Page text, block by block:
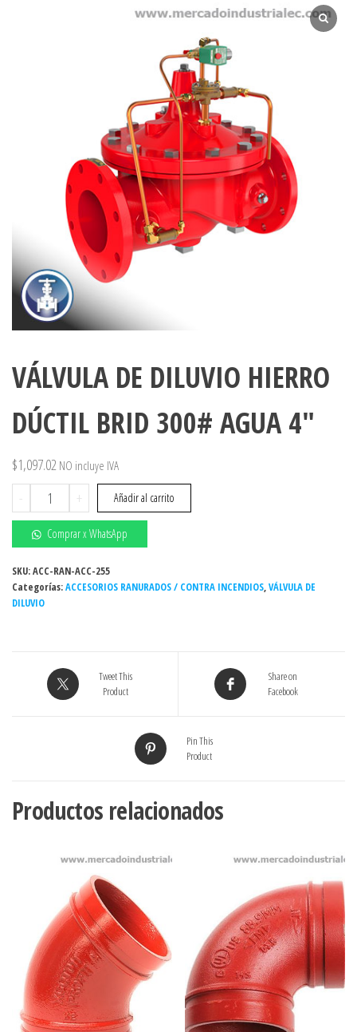
RANURADA UL/FM 300# AGUA
4"
VÁLVULA DE DILUVIO HIERRO
DÚCTIL BRID 300# AGUA 4″
$1,097.02 NO incluye IVA
-
VÁLVULA
DE
DILUVIO
HIERRO
DÚCTIL
BRID
300#
cantidad
+ Añadir al carrito
Comprar x WhatsApp
SKU:ACC-RAN-ACC-255
Categorías:ACCESORIOS RANURADOS / CONTRA INCENDIOS,VÁLVULA DE
DILUVIO
Tweet This
Product
Share on
Facebook
Pin This
Product
Productos relacionados